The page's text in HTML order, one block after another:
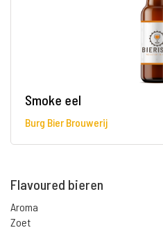
Smoke eel
Burg Bier Brouwerij
Flavoured bieren
Aroma
Zoet